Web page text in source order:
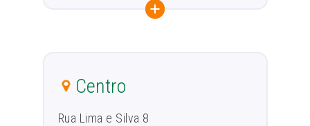
Centro
Rua Lima e Silva 8